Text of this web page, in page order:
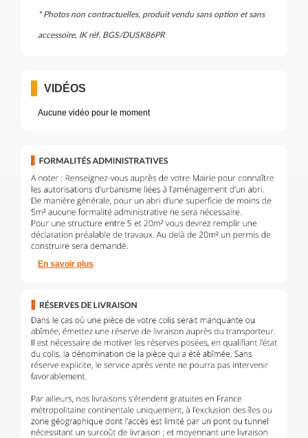
* Photos non contractuelles, produit vendu sans option et sans
accessoire, IK réf. BGS/DUSK86PR
VIDÉOS
Aucune vidéo pour le moment
En savoir plus